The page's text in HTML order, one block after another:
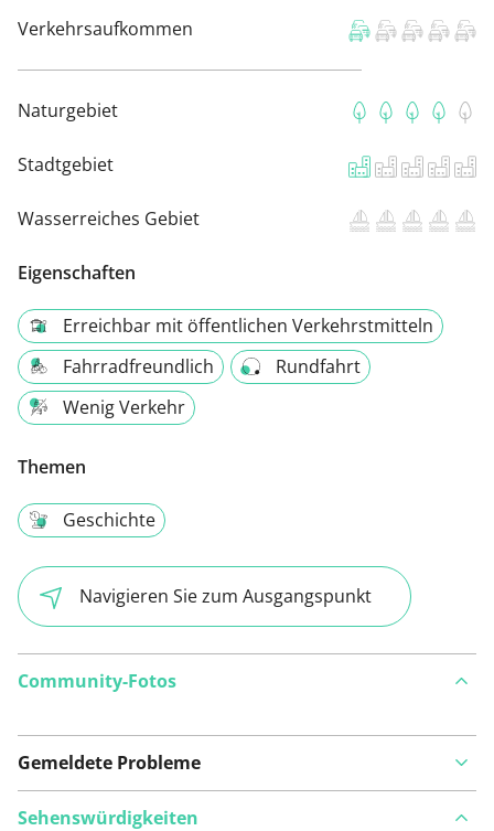
Verkehrsaufkommen
Naturgebiet
Stadtgebiet
Wasserreiches Gebiet
Eigenschaften
Erreichbar mit öffentlichen Verkehrstmitteln
Fahrradfreundlich
Rundfahrt
Wenig Verkehr
Themen
Geschichte
Navigieren Sie zum Ausgangspunkt
Community-Fotos
Gemeldete Probleme
Sehenswürdigkeiten